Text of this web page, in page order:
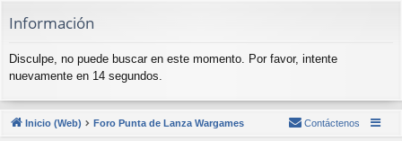
pi
s
Información
Disculpe, no puede buscar en este momento. Por favor, intente
nuevamente en 14 segundos.
Inicio (Web) Foro Punta de Lanza Wargames Contáctenos